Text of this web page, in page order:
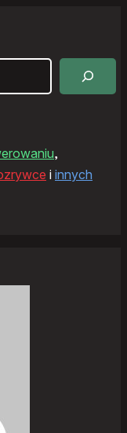
,
i innych